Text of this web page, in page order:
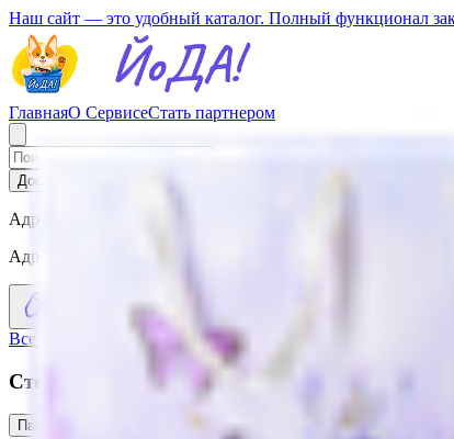
Наш сайт — это удобный каталог. Полный функционал
ГлавнаяО СервисеСтать партнером
Доставка
Адрес доставки
Адрес не выбран
Все заведения Каталог› Пакет для подарка бумажный
Стоит присмотреться
Пакет для подарка бумажный 4.83